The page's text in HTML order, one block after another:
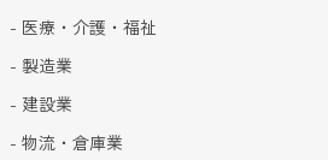
- 医療・介護・福祉
- 製造業
- 建設業
- 物流・倉庫業